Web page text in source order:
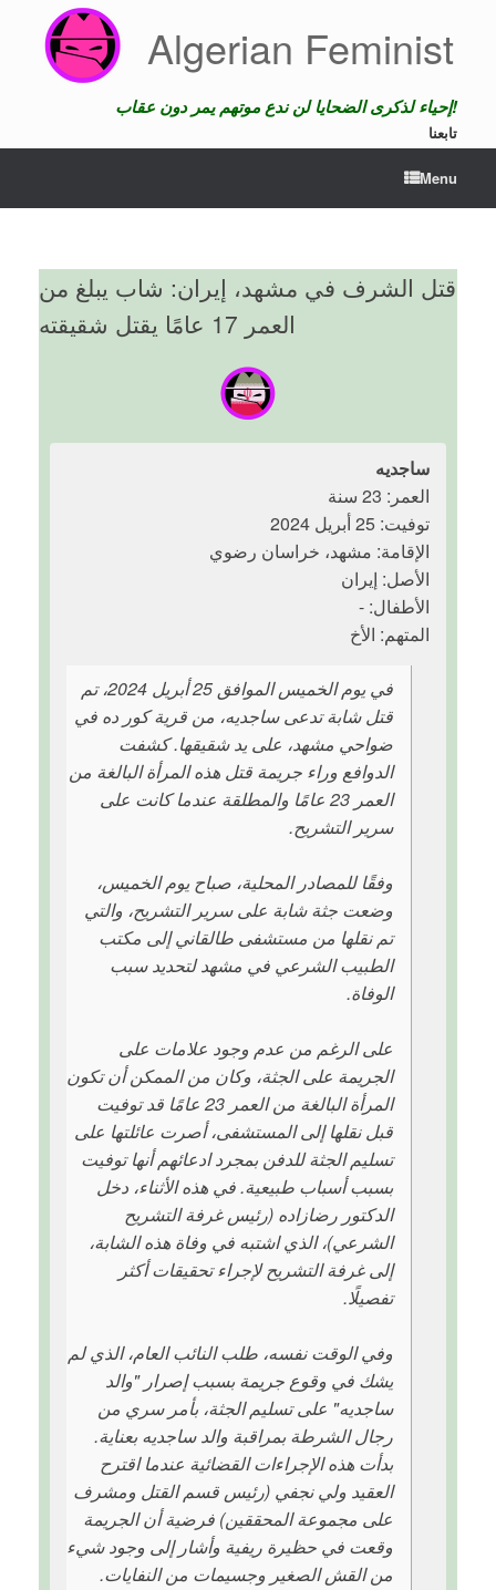
content
Algerian Feminist
إحياء لذكرى الضحايا لن ندع موتهم يمر دون عقاب!
تابعنا
Menu
قتل الشرف في مشهد، إيران: شاب يبلغ من
العمر 17 عامًا يقتل شقيقته
ساجديه
العمر: 23 سنة
توفيت: 25 أبريل 2024
الإقامة: مشهد، خراسان رضوي
الأصل: إيران
الأطفال: -
المتهم: الأخ
في يوم الخميس الموافق 25 أبريل 2024، تم
قتل شابة تدعى ساجديه، من قرية كور ده في
ضواحي مشهد، على يد شقيقها. كشفت
الدوافع وراء جريمة قتل هذه المرأة البالغة من
العمر 23 عامًا والمطلقة عندما كانت على
سرير التشريح.
وفقًا للمصادر المحلية، صباح يوم الخميس،
وضعت جثة شابة على سرير التشريح، والتي
تم نقلها من مستشفى طالقاني إلى مكتب
الطبيب الشرعي في مشهد لتحديد سبب
الوفاة.
على الرغم من عدم وجود علامات على
الجريمة على الجثة، وكان من الممكن أن تكون
المرأة البالغة من العمر 23 عامًا قد توفيت
قبل نقلها إلى المستشفى، أصرت عائلتها على
تسليم الجثة للدفن بمجرد ادعائهم أنها توفيت
بسبب أسباب طبيعية. في هذه الأثناء، دخل
الدكتور رضازاده (رئيس غرفة التشريح
الشرعي)، الذي اشتبه في وفاة هذه الشابة،
إلى غرفة التشريح لإجراء تحقيقات أكثر
تفصيلًا.
وفي الوقت نفسه، طلب النائب العام، الذي لم
يشك في وقوع جريمة بسبب إصرار "والد
ساجديه" على تسليم الجثة، بأمر سري من
رجال الشرطة بمراقبة والد ساجديه بعناية.
بدأت هذه الإجراءات القضائية عندما اقترح
العقيد ولي نجفي (رئيس قسم القتل ومشرف
على مجموعة المحققين) فرضية أن الجريمة
وقعت في حظيرة ريفية وأشار إلى وجود شيء
من القش الصغير وجسيمات من النفايات.